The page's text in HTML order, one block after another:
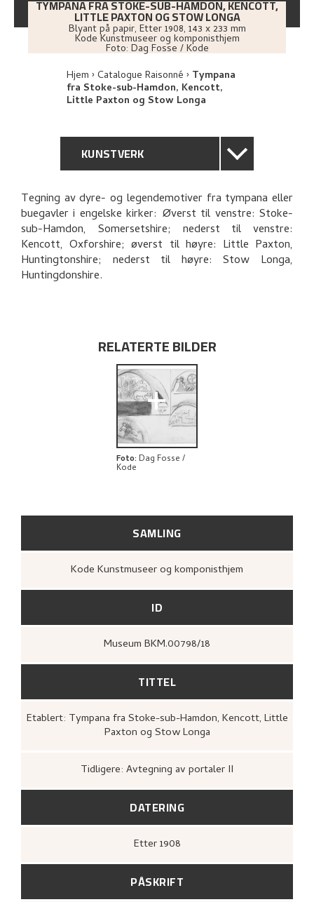
TYMPANA FRA STOKE-SUB-HAMDON, KENCOTT,
LITTLE PAXTON OG STOW LONGA
Blyant på papir, Etter1908, 143 x 233 mm
Kode Kunstmuseer og komponisthjem
Foto:Dag Fosse / Kode
Hjem Catalogue Raisonné Tympana
fra Stoke-sub-Hamdon, Kencott,
Little Paxton og Stow Longa
KUNSTVERK
GENERELL BESKRIVELSE
TEKNISK INFORMASJON
PROVENIENS
SAMLING
Kode Kunstmuseer og komponisthjem
ID
Museum BKM.00798/18
TITTEL
Etablert: Tympana fra Stoke-sub-Hamdon, Kencott, Little
Paxton og Stow Longa
Tidligere: Avtegning av portaler II
DATERING
Etter1908
PÅSKRIFT
Tegning av dyre- og legendemotiver fra tympana eller
buegavler i engelske kirker: Øverst til venstre: Stoke-
sub-Hamdon, Somersetshire; nederst til venstre:
Kencott, Oxforshire; øverst til høyre: Little Paxton,
Huntingtonshire; nederst til høyre: Stow Longa,
Huntingdonshire.
RELATERTE BILDER
+
Foto: Dag Fosse /
Kode